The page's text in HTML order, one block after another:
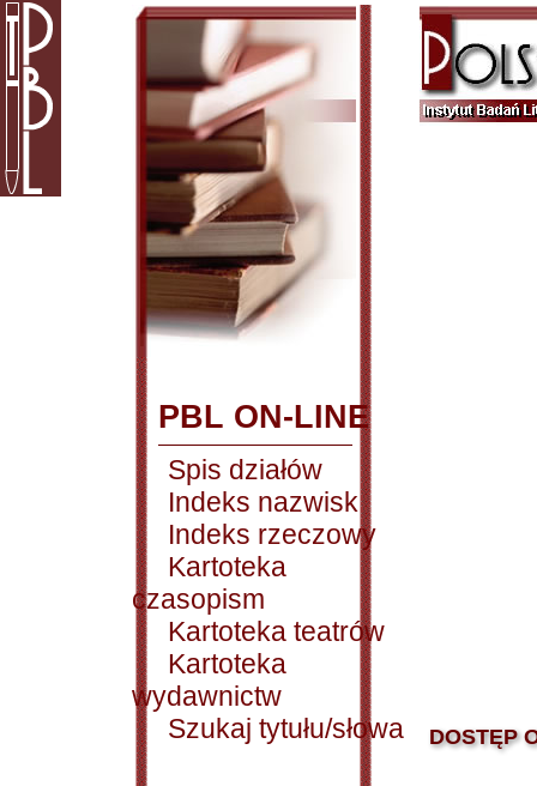
PBL ON-LINE
Spis działów
Indeks nazwisk
Indeks rzeczowy
Kartoteka
czasopism
Kartoteka teatrów
Kartoteka
wydawnictw
Szukaj tytułu/słowa
DOSTĘP